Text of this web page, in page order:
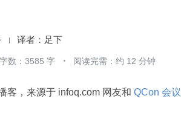
足下
数：3585 字 阅读完需：约 12 分钟
客，来源于 infoq.com 网友和 QCon 会议